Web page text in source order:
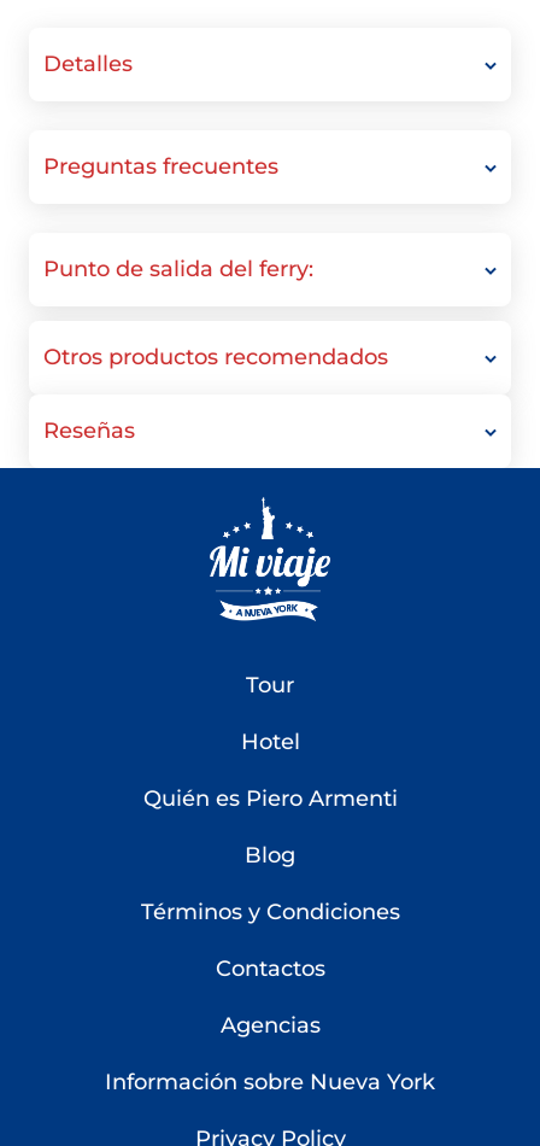
Detalles
Preguntas frecuentes
Punto de salida del ferry:
Otros productos recomendados
Reseñas
Tour
Hotel
Quién es Piero Armenti
Blog
Términos y Condiciones
Contactos
Agencias
Información sobre Nueva York
Privacy Policy